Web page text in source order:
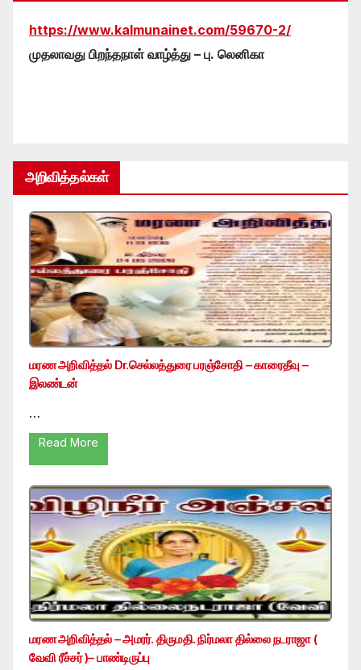
https://www.kalmunainet.com/59670-2/
முதலாவது பிறந்தநாள் வாழ்த்து – பு. லெனிகா
அறிவித்தல்கள்
மரண அறிவித்தல் Dr.செல்லத்துரை பரஞ்சோதி – காரைதீவு –
இலண்டன்
…
Read More
மரண அறிவித்தல் – அமரர். திருமதி. நிர்மலா தில்லை நடராஜா (
வேவி ரீச்சர் )– பாண்டிருப்பு